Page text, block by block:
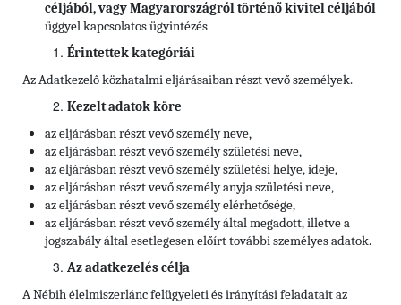
céljából, vagy Magyarországról történő kivitel céljából
üggyel kapcsolatos ügyintézés
Érintettek kategóriái
Az Adatkezelő közhatalmi eljárásaiban részt vevő személyek.
Kezelt adatok köre
az eljárásban részt vevő személy neve,
az eljárásban részt vevő személy születési neve,
az eljárásban részt vevő személy születési helye, ideje,
az eljárásban részt vevő személy anyja születési neve,
az eljárásban részt vevő személy elérhetősége,
az eljárásban részt vevő személy által megadott, illetve a
jogszabály által esetlegesen előírt további személyes adatok.
Az adatkezelés célja
A Nébih élelmiszerlánc felügyeleti és irányítási feladatait az